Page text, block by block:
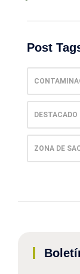
Post
DESTACADO
ZONA DE